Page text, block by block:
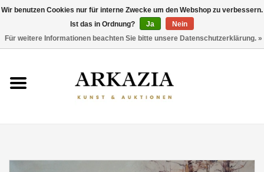
AKTUELLER KATALOG
Wir benutzen Cookies nur für interne Zwecke um den Webshop zu verbessern.
Ist das in Ordnung?
Ja
Nein
Für weitere Informationen beachten Sie bitte unsere Datenschutzerklärung. »